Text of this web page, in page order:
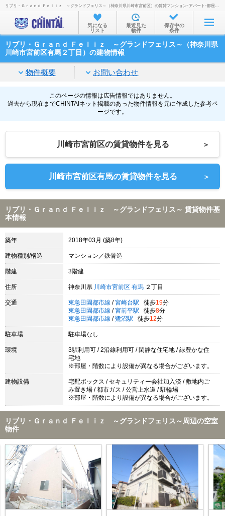
お部屋を探す
沿線・駅から
住所から
家賃相場から
物件特集から
TOP
リブリ・Ｇｒａｎｄ Ｆｅｌｉｚ ～グランドフェリス～（神奈川県川崎市宮前区）の賃貸マンション･アパート･部屋探し情報
気になる
リスト
最近見た
物件
保存中の
条件
リブリ・Ｇｒａｎｄ Ｆｅｌｉｚ ～グランドフェリス～（神奈川県
川崎市宮前区有馬２丁目）の建物情報
物件概要 お問い合わせ
このページの情報は広告情報ではありません。
過去から現在までCHINTAIネット掲載のあった物件情報を元に作成した参考ペ
ージです。
川崎市宮前区の賃貸物件を見る ＞
川崎市宮前区有馬の賃貸物件を見る ＞
リブリ・Ｇｒａｎｄ Ｆｅｌｉｚ ～グランドフェリス～ 賃貸物件基
本情報
築年 2018年03月 (築8年)
建物種別/構造 マンション／鉄骨造
階建 3階建
住所 神奈川県 川崎市宮前区 有馬 ２丁目
交通 東急田園都市線 / 宮崎台駅 徒歩19分
東急田園都市線 / 宮前平駅 徒歩8分
東急田園都市線 / 鷺沼駅 徒歩12分
駐車場 駐車場なし
環境
3駅利用可 / 2沿線利用可 / 閑静な住宅地 / 緑豊かな住
宅地
※部屋・階数により設備が異なる場合がございます。
建物設備
宅配ボックス / セキュリティー会社加入済 / 敷地内ご
み置き場 / 都市ガス / 公営上水道 / 駐輪場
※部屋・階数により設備が異なる場合がございます。
リブリ・Ｇｒａｎｄ Ｆｅｌｉｚ ～グランドフェリス～周辺の空室
物件